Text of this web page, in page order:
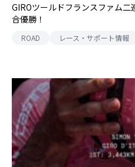
GIROツールドフランスファム
合優勝！
ROAD レース・サポート情報